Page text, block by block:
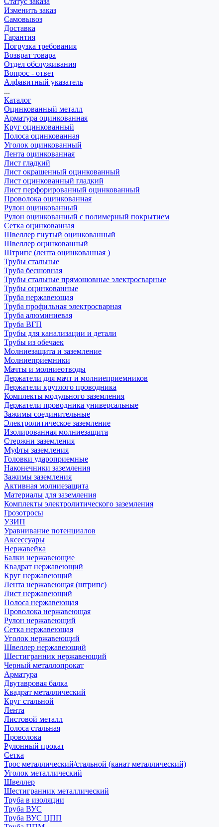
Изменить заказ
Самовывоз
Доставка
Гарантия
Погрузка требования
Возврат товара
Отдел обслуживания
Вопрос - ответ
Алфавитный указатель
...
Каталог
Оцинкованный металл
Арматура оцинкованная
Круг оцинкованный
Полоса оцинкованная
Уголок оцинкованный
Лента оцинкованная
Лист гладкий
Лист окрашенный оцинкованный
Лист оцинкованный гладкий
Лист перфорированный оцинкованный
Проволока оцинкованная
Рулон оцинкованный
Рулон оцинкованный с полимерный покрытием
Сетка оцинкованная
Швеллер гнутый оцинкованный
Швеллер оцинкованный
Штрипс (лента оцинкованная )
Трубы стальные
Труба бесшовная
Трубы стальные прямошовные электросварные
Трубы оцинкованные
Труба нержавеющая
Труба профильная электросварная
Труба алюминиевая
Труба ВГП
Трубы для канализации и детали
Трубы из обечаек
Молниезащита и заземление
Молниеприемники
Мачты и молниеотводы
Держатели для мачт и молниеприемников
Держатели круглого проводника
Комплекты модульного заземления
Держатели проводника универсальные
Зажимы соединительные
Электролитическое заземление
Изолированная молниезащита
Стержни заземления
Муфты заземления
Головки удароприемные
Наконечники заземления
Зажимы заземления
Активная молниезащита
Материалы для заземления
Комплекты электролитического заземления
Грозотросы
УЗИП
Уравнивание потенциалов
Аксессуары
Нержавейка
Балки нержавеющие
Квадрат нержавеющий
Круг нержавеющий
Лента нержавеющая (штрипс)
Лист нержавеющий
Полоса нержавеющая
Проволока нержавеющая
Рулон нержавеющий
Сетка нержавеющая
Уголок нержавеющий
Швеллер нержавеющий
Шестигранник нержавеющий
Черный металлопрокат
Арматура
Двутавровая балка
Квадрат металлический
Круг стальной
Лента
Листовой металл
Полоса стальная
Проволока
Рулонный прокат
Сетка
Трос металлический/стальной (канат металлический)
Уголок металлический
Швеллер
Шестигранник металлический
Труба в изоляции
Труба ВУС
Труба ВУС ЦПП